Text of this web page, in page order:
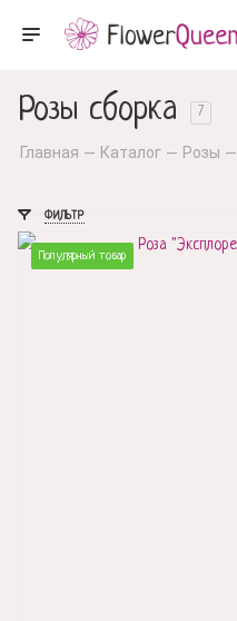
Розы сборка 7
Главная — Каталог — Розы —
ФИЛЬТР
Популярный товар